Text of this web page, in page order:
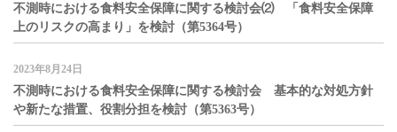
不測時における食料安全保障に関する検討会⑵ 「食料安全保障
上のリスクの高まり」を検討（第5364号）
2023年8月24日
不測時における食料安全保障に関する検討会 基本的な対処方針
や新たな措置、役割分担を検討（第5363号）